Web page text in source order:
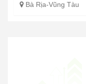
Bà Rịa-Vũng Tàu